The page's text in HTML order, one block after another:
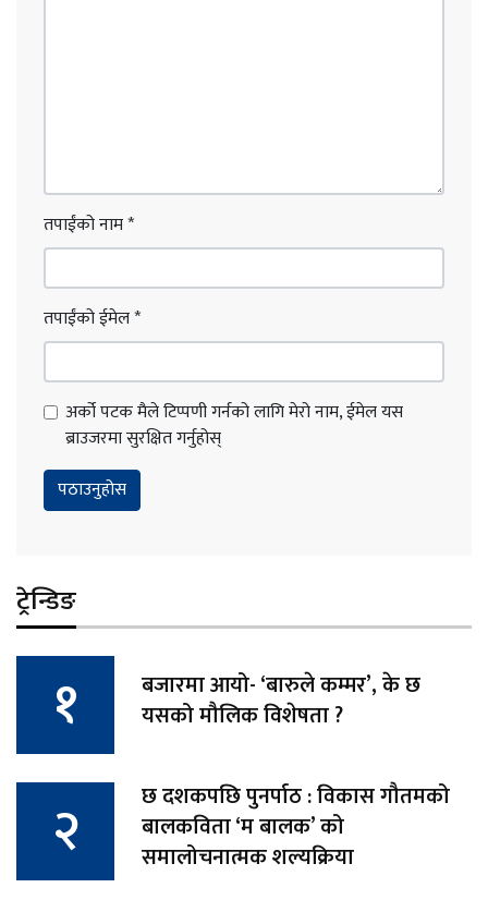
तपाईंको नाम*
तपाईंको ईमेल*
अर्को पटक मैले टिप्पणी गर्नको लागि मेरो नाम, ईमेल यस
ब्राउजरमा सुरक्षित गर्नुहोस्
ट्रेन्डिङ
बजारमा आयो- ‘बारुले कम्मर’, के छ
यसको मौलिक विशेषता ?
छ दशकपछि पुनर्पाठ : विकास गौतमको
बालकविता ‘म बालक’ को
समालोचनात्मक शल्यक्रिया